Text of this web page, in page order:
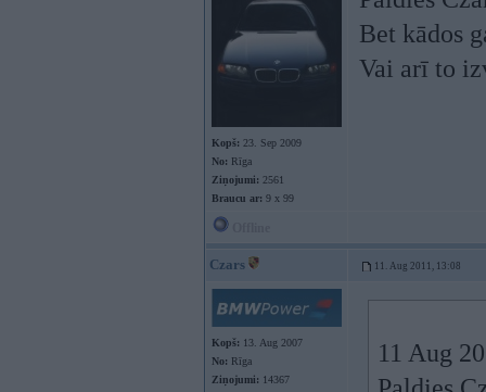
Kopš: 23. Sep 2009
No: Rīga
Ziņojumi: 2561
Braucu ar: 9 x 99
Bet kādos
Vai arī to
Czars 11. Aug 2011, 13:08
Kopš: 13. Aug 2007
No: Rīga
Ziņojumi: 14367
11 Aug